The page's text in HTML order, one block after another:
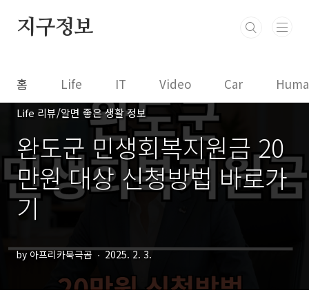
지구정보
홈 Life IT Video Car
Life 리뷰/알면 좋은 생활 정보
완도군 민생회복지원금 20
만원 대상 신청방법 바로가
기
by 아프리카북극곰 2025. 2. 3.